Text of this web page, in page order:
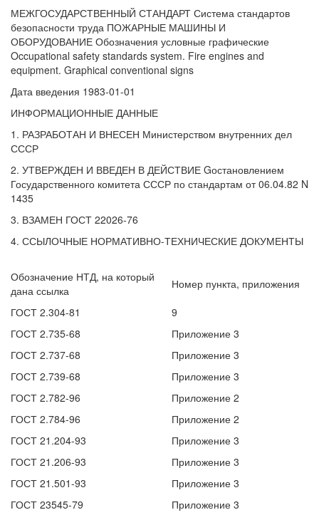
МЕЖГОСУДАРСТВЕННЫЙ СТАНДАРТ Система стандартов
безопасности труда ПОЖАРНЫЕ МАШИНЫ И
ОБОРУДОВАНИЕ Обозначения условные графические
Occupational safety standards system. Fire engines and
equipment. Graphical conventional signs
Дата введения 1983-01-01
ИНФОРМАЦИОННЫЕ ДАННЫЕ
1. РАЗРАБОТАН И ВНЕСЕН Министерством внутренних дел
СССР
2. УТВЕРЖДЕН И ВВЕДЕН В ДЕЙСТВИЕ Gостановлением
Государственного комитета СССР по стандартам от 06.04.82 N
1435
3. ВЗАМЕН ГОСТ 22026-76
4. ССЫЛОЧНЫЕ НОРМАТИВНО-ТЕХНИЧЕСКИЕ ДОКУМЕНТЫ
Обозначение НТД, на который
дана ссылка
Номер пункта, приложения
ГОСТ 2.304-81
9
ГОСТ 2.735-68
Приложение 3
ГОСТ 2.737-68
Приложение 3
ГОСТ 2.739-68
Приложение 3
ГОСТ 2.782-96
Приложение 2
ГОСТ 2.784-96
Приложение 2
ГОСТ 21.204-93
Приложение 3
ГОСТ 21.206-93
Приложение 3
ГОСТ 21.501-93
Приложение 3
ГОСТ 23545-79
Приложение 3